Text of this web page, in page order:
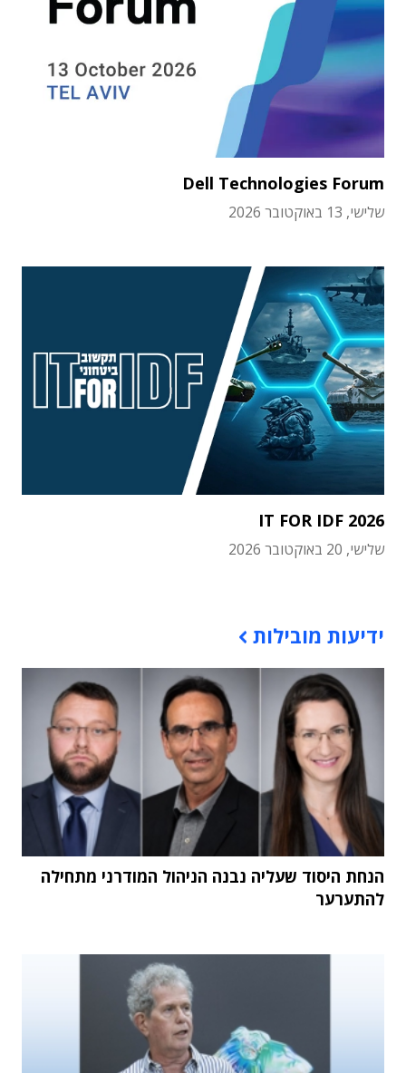
Dell Technologies Forum
שלישי, 13 באוקטובר 2026
IT FOR IDF 2026
שלישי, 20 באוקטובר 2026
ידיעות מובילות
הנחת היסוד שעליה נבנה הניהול המודרני מתחילה
להתערער